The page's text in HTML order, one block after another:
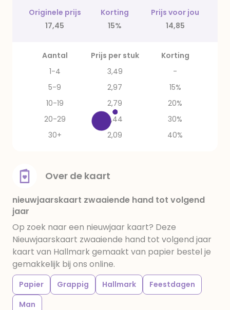
Originele prijs Korting
Prijs voor jou
17,45
15% 14,85
Aantal Prijs per stuk
Korting
1-4
3,49
-
5-9
2,97
15%
10-19
2,79
20%
20-29
2,44
30%
30+
2,09 40%
Over de kaart
nieuwjaarskaart zwaaiende hand tot volgend
jaar
Op zoek naar een nieuwjaar kaart? Deze
Nieuwjaarskaart zwaaiende hand tot volgend jaar
kaart van Hallmark gemaakt van papier bestel je
gemakkelijk bij ons online.
Papier Grappig Hallmark
Feestdagen
Man